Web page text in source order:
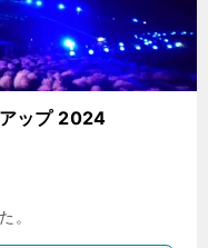
ップ 2024
。